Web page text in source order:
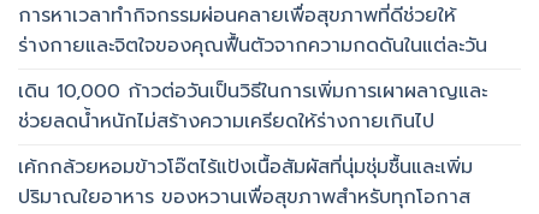
การหาเวลาทำกิจกรรมผ่อนคลายเพื่อสุขภาพที่ดีช่วยให้
ร่างกายและจิตใจของคุณฟื้นตัวจากความกดดันในแต่ละวัน
เดิน 10,000 ก้าวต่อวันเป็นวิธีในการเพิ่มการเผาผลาญและ
ช่วยลดน้ำหนักไม่สร้างความเครียดให้ร่างกายเกินไป
เค้กกล้วยหอมข้าวโอ๊ตไร้แป้งเนื้อสัมผัสที่นุ่มชุ่มชื้นและเพิ่ม
ปริมาณใยอาหาร ของหวานเพื่อสุขภาพสำหรับทุกโอกาส